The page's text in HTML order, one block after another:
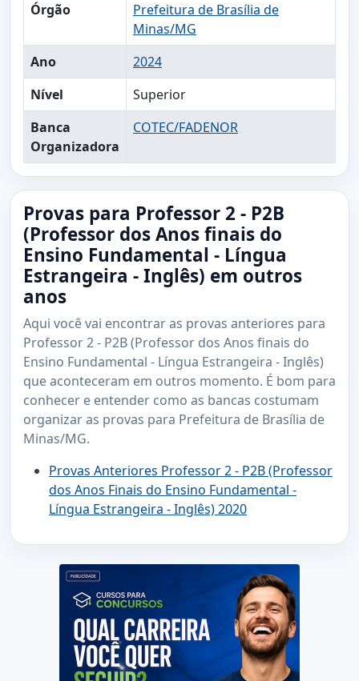
Órgão
Prefeitura de Brasília de
Minas/MG
Ano
2024
Nível
Superior
Banca
Organizadora
COTEC/FADENOR
Provas para Professor 2 - P2B
(Professor dos Anos finais do
Ensino Fundamental - Língua
Estrangeira - Inglês) em outros
anos
Aqui você vai encontrar as provas anteriores para
Professor 2 - P2B (Professor dos Anos finais do
Ensino Fundamental - Língua Estrangeira - Inglês)
que aconteceram em outros momento. É bom para
conhecer e entender como as bancas costumam
organizar as provas para Prefeitura de Brasília de
Minas/MG.
Provas Anteriores Professor 2 - P2B (Professor
dos Anos Finais do Ensino Fundamental -
Língua Estrangeira - Inglês) 2020